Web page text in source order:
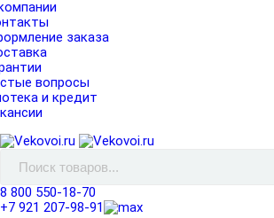
заказа
вопросы
и кредит
8 800 550-18-70
+7 921 207-98-91